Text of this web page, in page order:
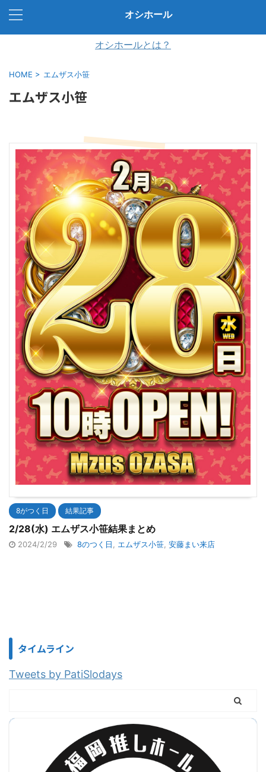
オシホール
オシホールとは？
HOME > エムザス小笹
エムザス小笹
8がつく日 結果記事
2/28(水) エムザス小笹結果まとめ
2024/2/29 8のつく日, エムザス小笹, 安藤まい来店
タイムライン
Tweets by PatiSlodays